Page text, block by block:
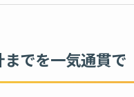
でを一気通貫で